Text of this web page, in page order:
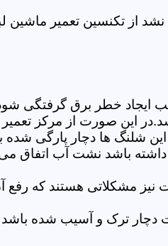
از تکنسین تعمیر ماشین
ایجاد خطر برق گرفتگی
این صورت از مرکز تعمیر
شلنگ ها دچار پارگی شده
باشد نشت آب اتفاق
نیز مشکلاتی هستند که
ترک و آسیب شده باشد